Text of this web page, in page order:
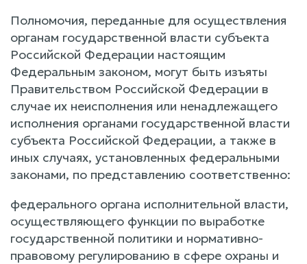
Полномочия, переданные для осуществления
органам государственной власти субъекта
Российской Федерации настоящим
Федеральным законом, могут быть изъяты
Правительством Российской Федерации в
случае их неисполнения или ненадлежащего
исполнения органами государственной власти
субъекта Российской Федерации, а также в
иных случаях, установленных федеральными
законами, по представлению соответственно:
федерального органа исполнительной власти,
осуществляющего функции по выработке
государственной политики и нормативно-
правовому регулированию в сфере охраны и